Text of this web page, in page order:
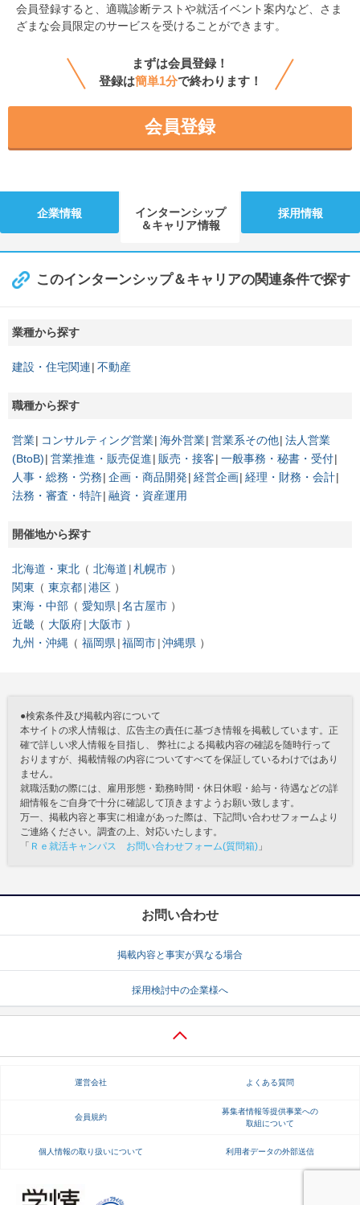
会員登録すると、 適職診断テストや就活イベント案内など、さま
ざまな会員限定のサービスを受けることができます。
まずは会員登録！
登録は簡単1分で終わります！
会員登録
企業情報
インターンシップ
＆キャリア情報
採用情報
このインターンシップ＆キャリアの関連条件で探す
業種から探す
建設・住宅関連 不動産
職種から探す
営業 コンサルティング営業 海外営業 営業系その他 法人営業
(BtoB) 営業推進・販売促進 販売・接客 一般事務・秘書・受付
人事・総務・労務 企画・商品開発 経営企画 経理・財務・会計
法務・審査・特許 融資・資産運用
開催地から探す
北海道・東北 北海道 札幌市
関東
東京都 港区
東海・中部
愛知県 名古屋市
近畿
大阪府 大阪市
九州・沖縄
福岡県 福岡市 沖縄県
●検索条件及び掲載内容について
本サイトの求人情報は、広告主の責任に基づき情報を掲載しています。正
確で詳しい求人情報を目指し、 弊社による掲載内容の確認を随時行って
おりますが、掲載情報の内容についてすべてを保証しているわけではあり
ません。
就職活動の際には、雇用形態・勤務時間・休日休暇・給与・待遇などの詳
細情報をご自身で十分に確認して頂きますようお願い致します。
万一、掲載内容と事実に相違があった際は、下記問い合わせフォームより
ご連絡ください。調査の上、対応いたします。
「 Ｒｅ就活キャンパス お問い合わせフォーム(質問箱) 」
お問い合わせ
掲載内容と事実が異なる場合
採用検討中の企業様へ
運営会社 よくある質問
会員規約
募集者情報等提供事業への
取組について
個人情報の取り扱いについて 利用者データの外部送信